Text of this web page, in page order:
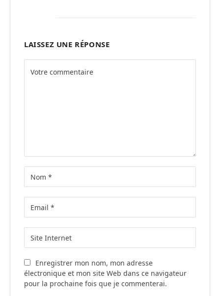
LAISSEZ UNE RÉPONSE
Enregistrer mon nom, mon adresse
électronique et mon site Web dans ce navigateur
pour la prochaine fois que je commenterai.